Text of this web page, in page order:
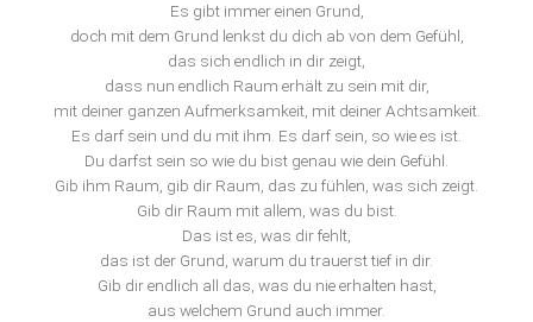
Es gibt immer einen Grund,
doch mit dem Grund lenkst du dich ab von dem Gefühl,
das sich endlich in dir zeigt,
dass nun endlich Raum erhält zu sein mit dir,
mit deiner ganzen Aufmerksamkeit, mit deiner Achtsamkeit.
Es darf sein und du mit ihm. Es darf sein, so wie es ist.
Du darfst sein so wie du bist genau wie dein Gefühl.
Gib ihm Raum, gib dir Raum, das zu fühlen, was sich zeigt.
Gib dir Raum mit allem, was du bist.
Das ist es, was dir fehlt,
das ist der Grund, warum du trauerst tief in dir.
Gib dir endlich all das, was du nie erhalten hast,
aus welchem Grund auch immer.